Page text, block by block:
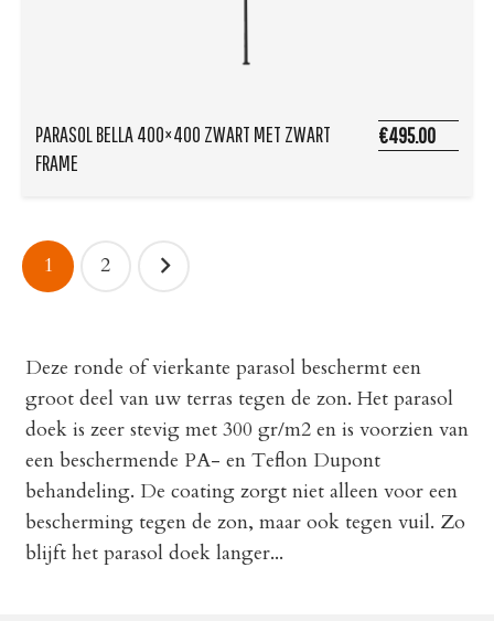
PARASOL BELLA 400×400 ZWART MET ZWART
FRAME
€495.00
BERICHTEN
PAGINERING
1 2
Deze ronde of vierkante parasol beschermt een
groot deel van uw terras tegen de zon. Het parasol
doek is zeer stevig met 300 gr/m2 en is voorzien van
een beschermende PA- en Teflon Dupont
behandeling. De coating zorgt niet alleen voor een
bescherming tegen de zon, maar ook tegen vuil. Zo
blijft het parasol doek langer...